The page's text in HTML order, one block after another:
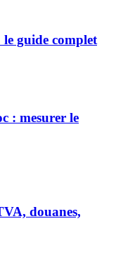
guide complet
: mesurer le
douanes,